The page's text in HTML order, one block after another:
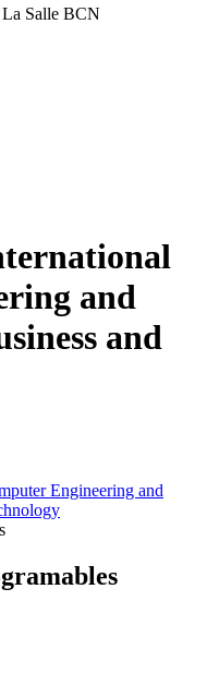
La Salle BCN
and
and
Engineering and